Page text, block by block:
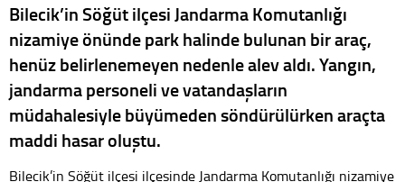
Bilecik’in Söğüt ilçesi Jandarma Komutanlığı
nizamiye önünde park halinde bulunan bir araç,
henüz belirlenemeyen nedenle alev aldı. Yangın,
jandarma personeli ve vatandaşların
müdahalesiyle büyümeden söndürülürken araçta
maddi hasar oluştu.
Bilecik’in Söğüt ilçesi ilçesinde Jandarma Komutanlığı nizamiye